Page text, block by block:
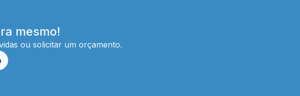
mesmo!
ou solicitar um orçamento.